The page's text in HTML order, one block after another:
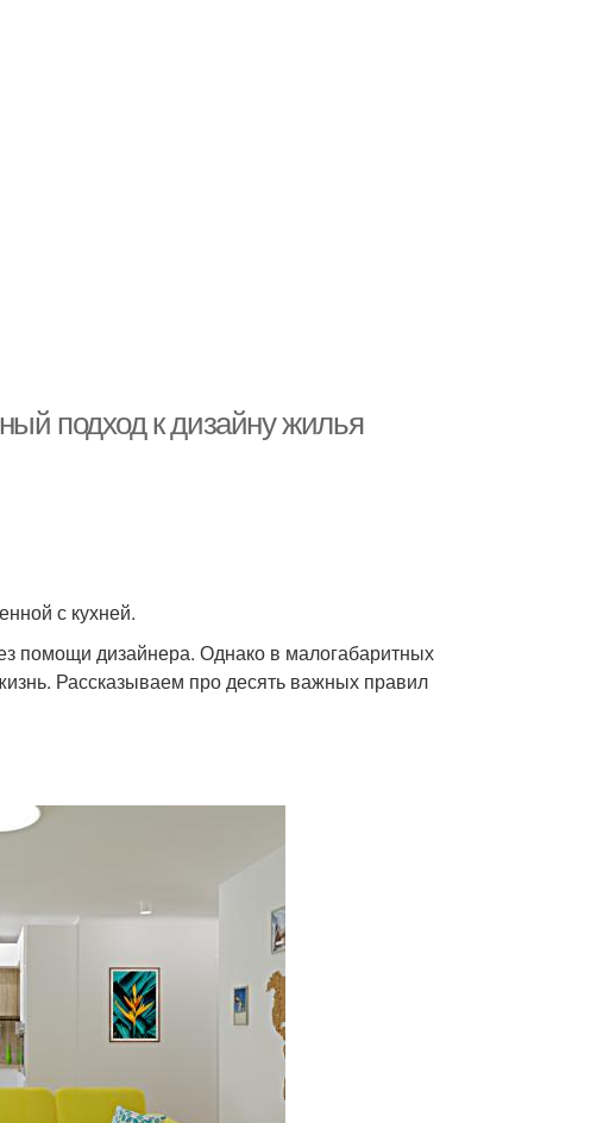
подход к дизайну жилья
с кухней.
помощи дизайнера. Однако в малогабаритных
Рассказываем про десять важных правил